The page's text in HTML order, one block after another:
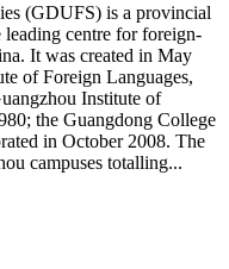
(GDUFS) is a provincial
centre for foreign-
It was created in May
of Foreign Languages,
Institute of
the Guangdong College
in October 2008. The
campuses totalling...